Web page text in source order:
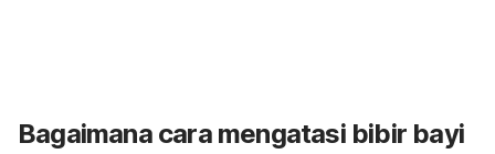
Bagaimana cara mengatasi bibir bayi